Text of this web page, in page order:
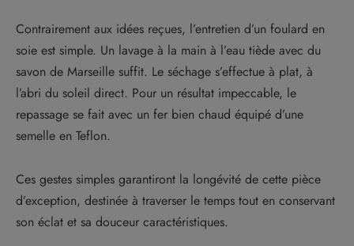
Contrairement aux idées reçues, l’entretien d’un foulard en
soie est simple. Un lavage à la main à l’eau tiède avec du
savon de Marseille suffit. Le séchage s’effectue à plat, à
l’abri du soleil direct. Pour un résultat impeccable, le
repassage se fait avec un fer bien chaud équipé d’une
semelle en Teflon.
Ces gestes simples garantiront la longévité de cette pièce
d’exception, destinée à traverser le temps tout en conservant
son éclat et sa douceur caractéristiques.